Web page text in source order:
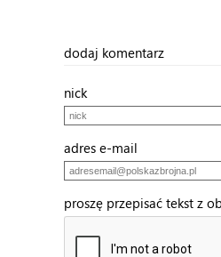
dodaj komentarz
nick
adres e-mail
proszę przepisać tekst z